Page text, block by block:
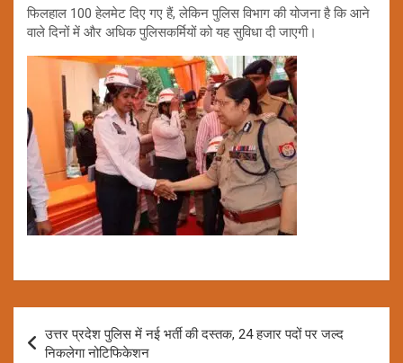
फिलहाल 100 हेलमेट दिए गए हैं, लेकिन पुलिस विभाग की योजना है कि आने
वाले दिनों में और अधिक पुलिसकर्मियों को यह सुविधा दी जाएगी।
navigation
उत्तर प्रदेश पुलिस में नई भर्ती की दस्तक, 24 हजार पदों पर जल्द
निकलेगा नोटिफिकेशन